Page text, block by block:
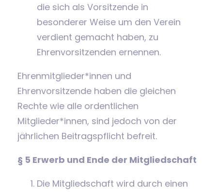
die sich als Vorsitzende in
besonderer Weise um den Verein
verdient gemacht haben, zu
Ehrenvorsitzenden ernennen.
Ehrenmitglieder*innen und
Ehrenvorsitzende haben die gleichen
Rechte wie alle ordentlichen
Mitglieder*innen, sind jedoch von der
jährlichen Beitragspflicht befreit.
§ 5 Erwerb und Ende der Mitgliedschaft
Die Mitgliedschaft wird durch einen